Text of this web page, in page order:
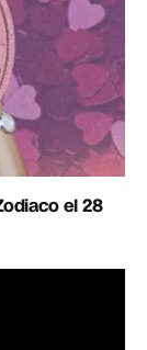
el 28